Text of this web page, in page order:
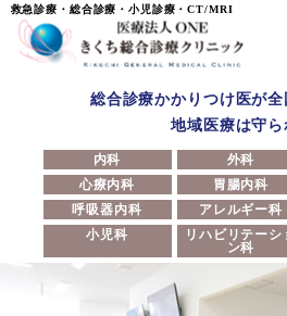
救急診療・総合診療・小児診療・CT/MRI
総合診療かかりつけ医が全
地域医療は守ら
内科 外科
心療内科
胃腸内科
呼吸器内科
アレルギー科
小児科
リハビリテーシ
ン科